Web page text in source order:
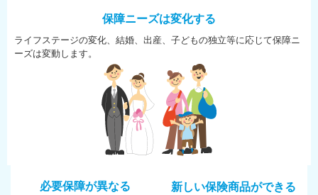
保障ニーズは変化する
ライフステージの変化、結婚、 出産、子どもの独立等に応じて保障ニ
ーズは変動します。
必要保障が異なる 新しい保険商品ができる